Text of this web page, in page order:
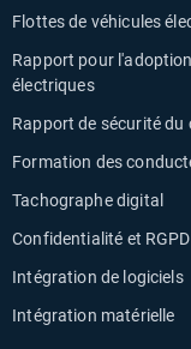
Flottes de véhicules
Rapport pour
électriques
Rapport de sécurité du
Formation des
Tachographe digital
Confidentialité et RGPD
Intégration de logiciels
Intégration matérielle